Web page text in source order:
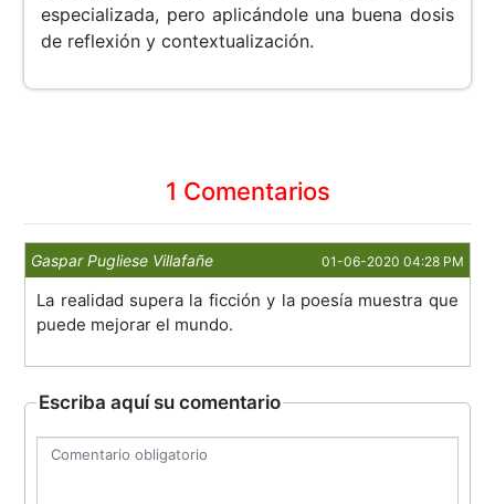
especializada, pero aplicándole una buena dosis
de reflexión y contextualización.
1 Comentarios
Gaspar Pugliese Villafañe 01-06-2020 04:28 PM
La realidad supera la ficción y la poesía muestra que
puede mejorar el mundo.
Escriba aquí su comentario